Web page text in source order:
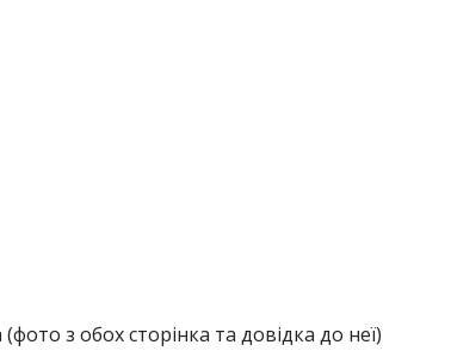
з обох сторінка та довідка до неї)